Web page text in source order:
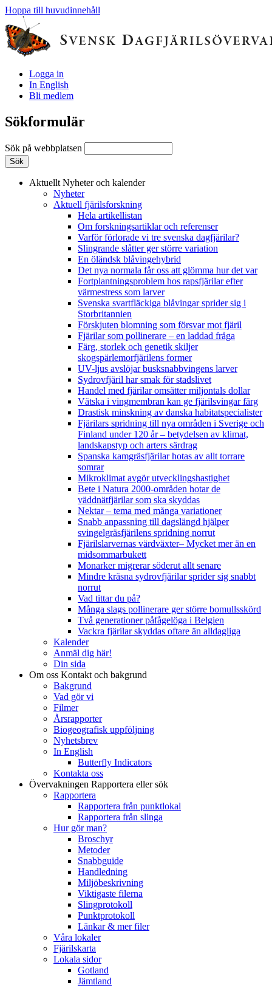
Hoppa till huvudinnehåll
Logga in
In English
Bli medlem
Sökformulär
Sök på webbplatsen
Aktuellt Nyheter och kalender
Nyheter
Aktuell fjärilsforskning
Hela artikellistan
Om forskningsartiklar och referenser
Varför förlorade vi tre svenska dagfjärilar?
Slingrande slåtter ger större variation
En öländsk blåvingehybrid
Det nya normala får oss att glömma hur det var
Fortplantningsproblem hos rapsfjärilar efter
värmestress som larver
Svenska svartfläckiga blåvingar sprider sig i
Storbritannien
Förskjuten blomning som försvar mot fjäril
Fjärilar som pollinerare – en laddad fråga
Färg, storlek och genetik skiljer
skogspärlemorfjärilens former
UV-ljus avslöjar busksnabbvingens larver
Sydrovfjäril har smak för stadslivet
Handel med fjärilar omsätter miljontals dollar
Vätska i vingmembran kan ge fjärilsvingar färg
Drastisk minskning av danska habitatspecialister
Fjärilars spridning till nya områden i Sverige och
Finland under 120 år– betydelsen av klimat,
landskapstyp och arters särdrag
Spanska kamgräsfjärilar hotas av allt torrare
somrar
Mikroklimat avgör utvecklingshastighet
Bete i Natura 2000-områden hotar de
väddnätfjärilar som ska skyddas
Nektar – tema med många variationer
Snabb anpassning till dagslängd hjälper
svingelgräsfjärilens spridning norrut
Fjärilslarvernas värdväxter– Mycket mer än en
midsommarbukett
Monarker migrerar söderut allt senare
Mindre kräsna sydrovfjärilar sprider sig snabbt
norrut
Vad tittar du på?
Många slags pollinerare ger större bomullsskörd
Två generationer påfågelöga i Belgien
Vackra fjärilar skyddas oftare än alldagliga
Kalender
Anmäl dig här!
Din sida
Om oss Kontakt och bakgrund
Bakgrund
Vad gör vi
Filmer
Årsrapporter
Biogeografisk uppföljning
Nyhetsbrev
In English
Butterfly Indicators
Kontakta oss
Övervakningen Rapportera eller sök
Rapportera
Rapportera från punktlokal
Rapportera från slinga
Hur gör man?
Broschyr
Metoder
Snabbguide
Handledning
Miljöbeskrivning
Viktigaste filerna
Slingprotokoll
Punktprotokoll
Länkar & mer filer
Våra lokaler
Fjärilskarta
Lokala sidor
Gotland
Jämtland